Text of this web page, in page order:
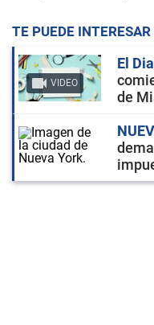
TE PUEDE INTERESAR
VIDEO
El
de